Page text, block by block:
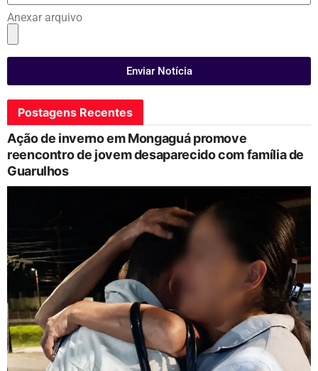
Anexar arquivo
Enviar Notícia
Postagens Recentes
Ação de inverno em Mongaguá promove
reencontro de jovem desaparecido com família de
Guarulhos